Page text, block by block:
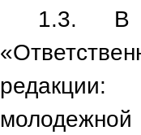
1.3. В
редакции: